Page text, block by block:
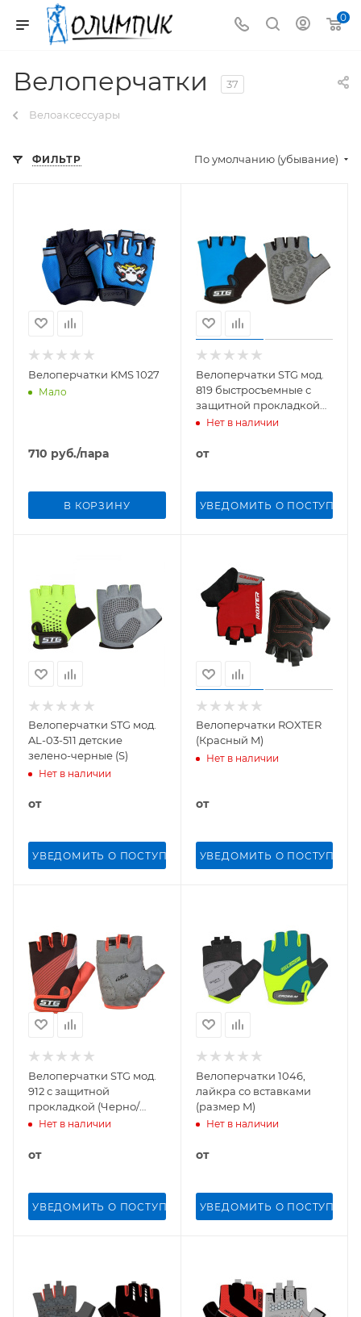
0
Велоперчатки 37
Велоаксессуары
ФИЛЬТР По умолчанию (убывание)
Велоперчатки KMS 1027
Мало
710 руб./пара
В КОРЗИНУ
Велоперчатки STG мод.
819 быстросъемные с
защитной прокладкой
(Синий M)
Нет в наличии
от
УВЕДОМИТЬ О
Велоперчатки STG мод.
AL-03-511 детские
зелено-черные (S)
Нет в наличии
от
УВЕДОМИТЬ О ПОСТУПЛЕНИИ
Велоперчатки ROXTER
(Красный M)
Нет в наличии
от
УВЕДОМИТЬ О
Велоперчатки STG мод.
912 с защитной
прокладкой (Черно/
красный XL)
Нет в наличии
от
УВЕДОМИТЬ О ПОСТУПЛЕНИИ
Велоперчатки 1046,
лайкра со вставками
(размер M)
Нет в наличии
от
УВЕДОМИТЬ О